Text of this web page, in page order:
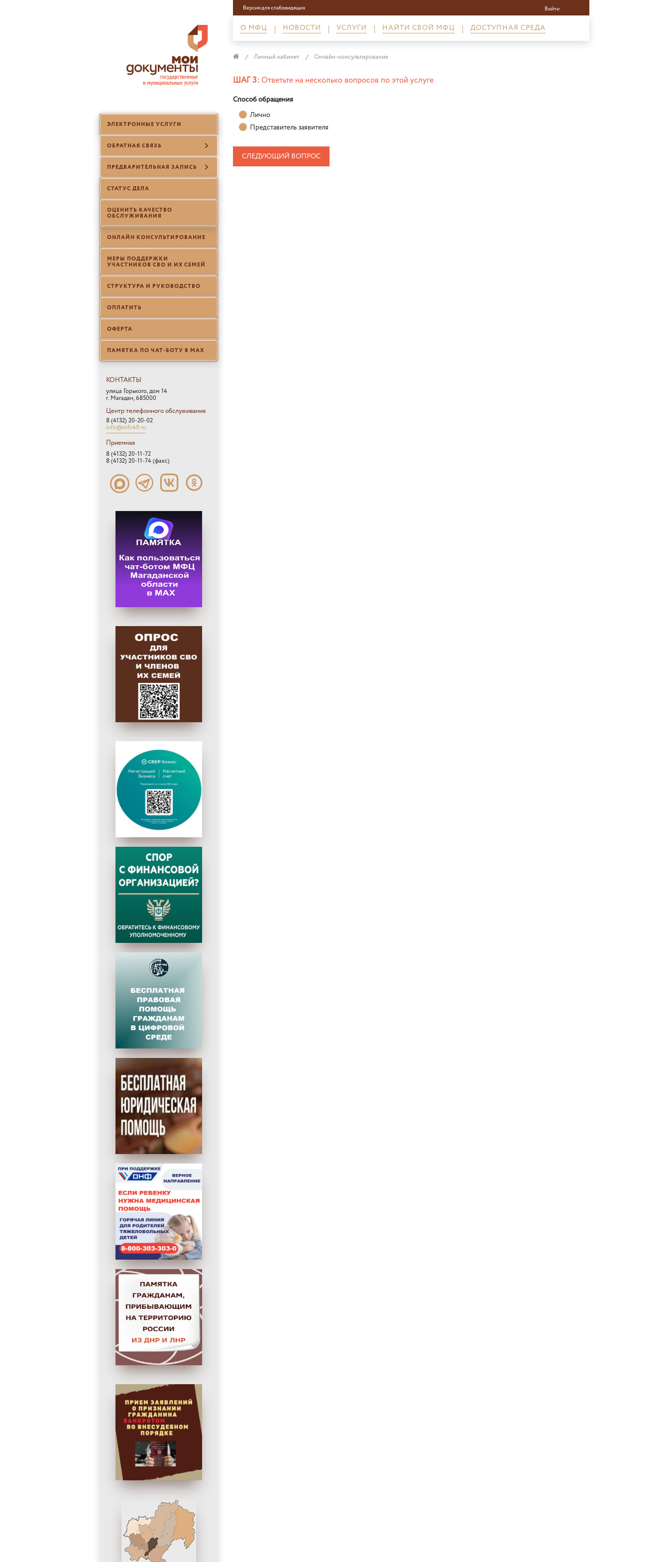
ЭЛЕКТРОННЫЕ УСЛУГИ
ОБРАТНАЯ СВЯЗЬ
ПРЕДВАРИТЕЛЬНАЯ ЗАПИСЬ
СТАТУС ДЕЛА
ОЦЕНИТЬ КАЧЕСТВО
ОБСЛУЖИВАНИЯ
ОНЛАЙН КОНСУЛЬТИРОВАНИЕ
МЕРЫ ПОДДЕРЖКИ
УЧАСТНИКОВ СВО И ИХ СЕМЕЙ
СТРУКТУРА И РУКОВОДСТВО
ОПЛАТИТЬ
ОФЕРТА
ПАМЯТКА ПО ЧАТ-БОТУ В МАХ
КОНТАКТЫ
улица Горького, дом 14
г. Магадан, 685000
Центр телефонного обслуживания
8 (4132) 20-20-02
info@mfc49.ru
Приемная
8 (4132) 20-11-72
8 (4132) 20-11-74 (факс)
Версия для слабовидящих Войти
О МФЦ НОВОСТИ УСЛУГИ НАЙТИ СВОЙ МФЦ ДОСТУПНАЯ СРЕДА
Личный кабинет Онлайн-консультирование
ШАГ 3: Ответьте на несколько вопросов по этой услуге
Способ обращения
Лично
Представитель заявителя
СЛЕДУЮЩИЙ ВОПРОС